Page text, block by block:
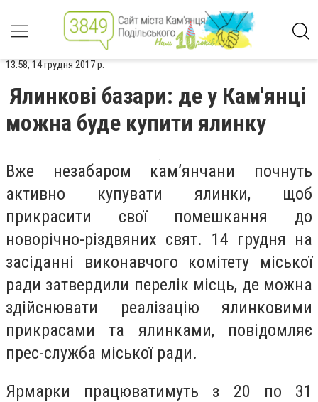
13:58, 14 грудня 2017 р.
Ялинкові базари: де у Кам'янці
можна буде купити ялинку
Вже незабаром кам’янчани почнуть
активно купувати ялинки, щоб
прикрасити свої помешкання до
новорічно-різдвяних свят. 14 грудня на
засіданні виконавчого комітету міської
ради затвердили перелік місць, де можна
здійснювати реалізацію ялинковими
прикрасами та ялинками, повідомляє
прес-служба міської ради.
Ярмарки працюватимуть з 20 по 31